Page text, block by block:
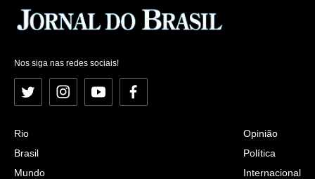
Nos siga nas redes sociais!
Twitter InstagramYouTubeFacebook
Rio
Brasil
Mundo
Opinião
Política
Internacional